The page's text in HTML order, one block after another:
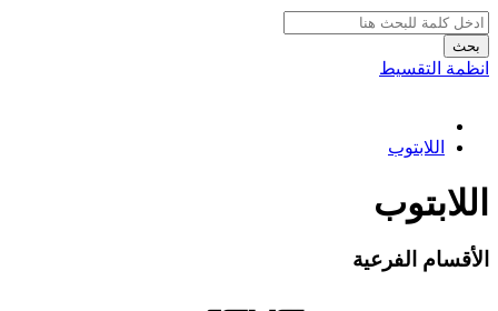
بحث
انظمة التقسيط
اللابتوب
اللابتوب
الأقسام الفرعية